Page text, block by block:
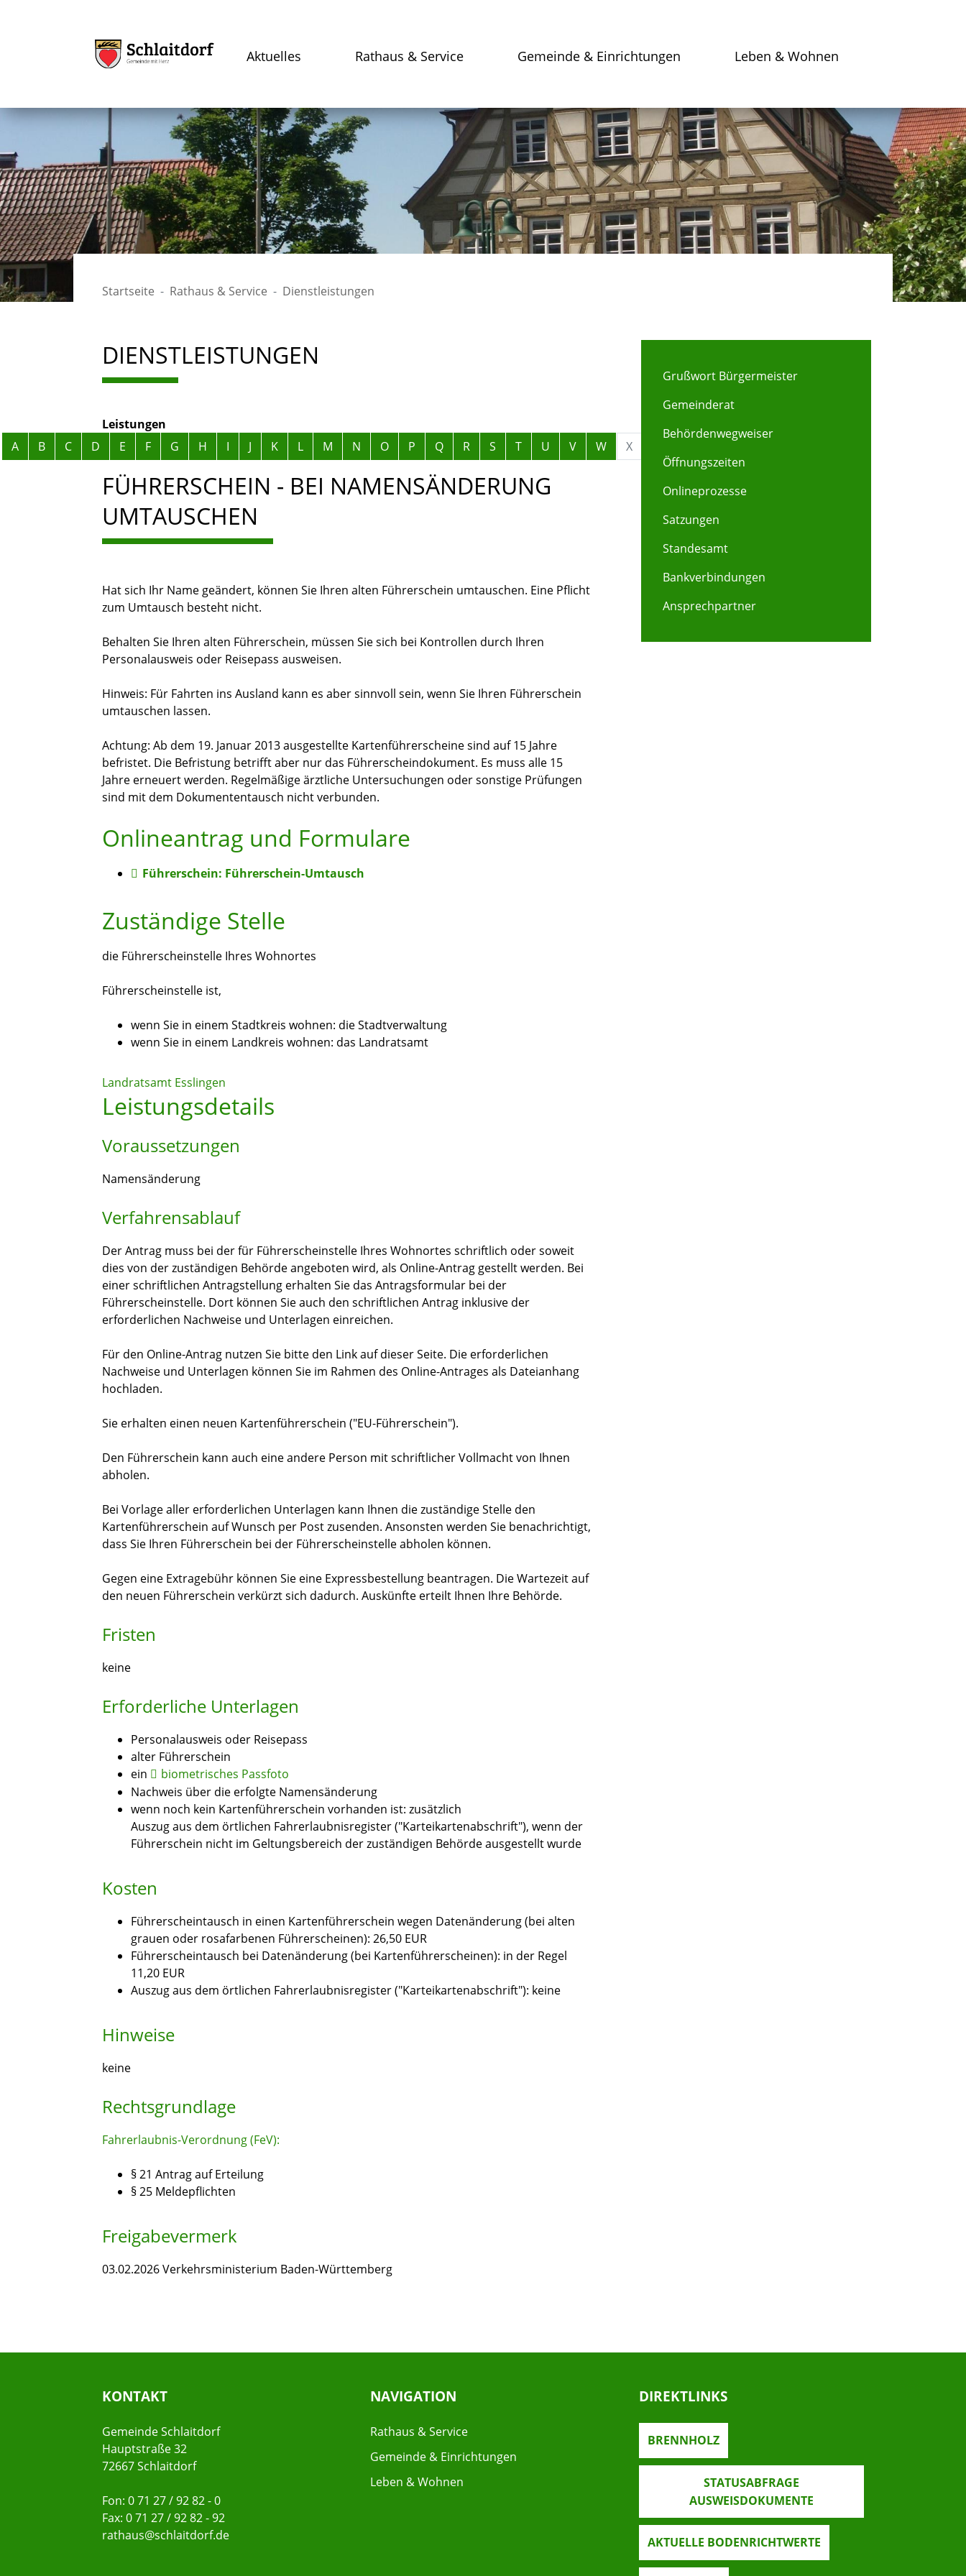
Aktuelles Rathaus & Service Gemeinde & Einrichtungen Leben & Wohnen
Startseite Rathaus & Service Dienstleistungen
DIENSTLEISTUNGEN
Leistungen
Alphabetisches Register überspringen
A B C D E F G H I J K L M N O P Q R S T U V W X
FÜHRERSCHEIN - BEI NAMENSÄNDERUNG
UMTAUSCHEN
Hat sich Ihr Name geändert, können Sie Ihren alten Führerschein umtauschen. Eine Pflicht
zum Umtausch besteht nicht.
Behalten Sie Ihren alten Führerschein, müssen Sie sich bei Kontrollen durch Ihren
Personalausweis oder Reisepass ausweisen.
Hinweis: Für Fahrten ins Ausland kann es aber sinnvoll sein, wenn Sie Ihren Führerschein
umtauschen lassen.
Achtung: Ab dem 19. Januar 2013 ausgestellte Kartenführerscheine sind auf 15 Jahre
befristet. Die Befristung betrifft aber nur das Führerscheindokument. Es muss alle 15
Jahre erneuert werden. Regelmäßige ärztliche Untersuchungen oder sonstige Prüfungen
sind mit dem Dokumententausch nicht verbunden.
Onlineantrag und Formulare
Führerschein: Führerschein-Umtausch
Zuständige Stelle
die Führerscheinstelle Ihres Wohnortes
Führerscheinstelle ist,
wenn Sie in einem Stadtkreis wohnen: die Stadtverwaltung
wenn Sie in einem Landkreis wohnen: das Landratsamt
Landratsamt Esslingen
Leistungsdetails
Voraussetzungen
Namensänderung
Verfahrensablauf
Der Antrag muss bei der für Führerscheinstelle Ihres Wohnortes schriftlich oder soweit
dies von der zuständigen Behörde angeboten wird, als Online-Antrag gestellt werden. Bei
einer schriftlichen Antragstellung erhalten Sie das Antragsformular bei der
Führerscheinstelle. Dort können Sie auch den schriftlichen Antrag inklusive der
erforderlichen Nachweise und Unterlagen einreichen.
Für den Online-Antrag nutzen Sie bitte den Link auf dieser Seite. Die erforderlichen
Nachweise und Unterlagen können Sie im Rahmen des Online-Antrages als Dateianhang
hochladen.
Sie erhalten einen neuen Kartenführerschein ("EU-Führerschein").
Den Führerschein kann auch eine andere Person mit schriftlicher Vollmacht von Ihnen
abholen.
Bei Vorlage aller erforderlichen Unterlagen kann Ihnen die zuständige Stelle den
Kartenführerschein auf Wunsch per Post zusenden. Ansonsten werden Sie benachrichtigt,
dass Sie Ihren Führerschein bei der Führerscheinstelle abholen können.
Gegen eine Extragebühr können Sie eine Expressbestellung beantragen. Die Wartezeit auf
den neuen Führerschein verkürzt sich dadurch. Auskünfte erteilt Ihnen Ihre Behörde.
Fristen
keine
Erforderliche Unterlagen
Personalausweis oder Reisepass
alter Führerschein
ein
biometrisches Passfoto
Nachweis über die erfolgte Namensänderung
wenn noch kein Kartenführerschein vorhanden ist: zusätzlich
Auszug aus dem örtlichen Fahrerlaubnisregister ("Karteikartenabschrift"), wenn der
Führerschein nicht im Geltungsbereich der zuständigen Behörde ausgestellt wurde
Kosten
Führerscheintausch in einen Kartenführerschein wegen Datenänderung (bei alten
grauen oder rosafarbenen Führerscheinen): 26,50 EUR
Führerscheintausch bei Datenänderung (bei Kartenführerscheinen): in der Regel
11,20 EUR
Auszug aus dem örtlichen Fahrerlaubnisregister ("Karteikartenabschrift"): keine
Hinweise
keine
Rechtsgrundlage
Fahrerlaubnis-Verordnung (FeV):
§ 21 Antrag auf Erteilung
§ 25 Meldepflichten
Freigabevermerk
03.02.2026Verkehrsministerium Baden-Württemberg
Grußwort Bürgermeister
Gemeinderat
Behördenwegweiser
Öffnungszeiten
Onlineprozesse
Satzungen
Standesamt
Bankverbindungen
Ansprechpartner
KONTAKT
Gemeinde Schlaitdorf
Hauptstraße 32
72667 Schlaitdorf
Fon: 0 71 27 / 92 82 - 0
Fax: 0 71 27 / 92 82 - 92
rathaus@schlaitdorf.de
NAVIGATION
Rathaus & Service
Gemeinde & Einrichtungen
Leben & Wohnen
DIREKTLINKS
BRENNHOLZ
STATUSABFRAGE
AUSWEISDOKUMENTE
AKTUELLE BODENRICHTWERTE